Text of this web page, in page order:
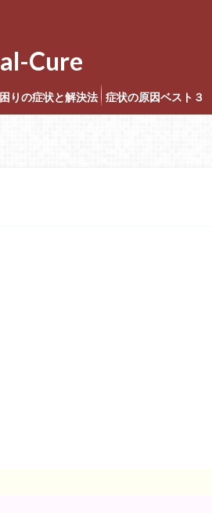
Cure
りの症状と解決法 症状の原因ベスト３